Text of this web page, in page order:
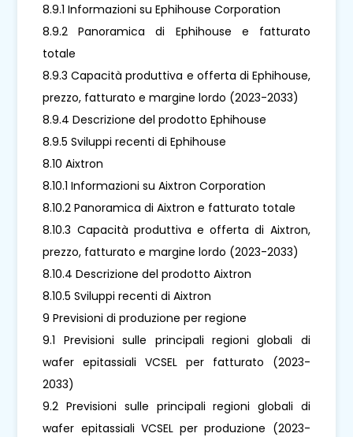
8.9.1 Informazioni su Ephihouse Corporation
8.9.2 Panoramica di Ephihouse e fatturato
totale
8.9.3 Capacità produttiva e offerta di Ephihouse,
prezzo, fatturato e margine lordo (2023-2033)
8.9.4 Descrizione del prodotto Ephihouse
8.9.5 Sviluppi recenti di Ephihouse
8.10 Aixtron
8.10.1 Informazioni su Aixtron Corporation
8.10.2 Panoramica di Aixtron e fatturato totale
8.10.3 Capacità produttiva e offerta di Aixtron,
prezzo, fatturato e margine lordo (2023-2033)
8.10.4 Descrizione del prodotto Aixtron
8.10.5 Sviluppi recenti di Aixtron
9 Previsioni di produzione per regione
9.1 Previsioni sulle principali regioni globali di
wafer epitassiali VCSEL per fatturato (2023-
2033)
9.2 Previsioni sulle principali regioni globali di
wafer epitassiali VCSEL per produzione (2023-